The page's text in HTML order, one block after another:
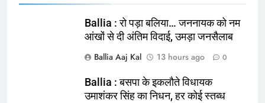
Ballia : रो पड़ा बलिया… जननायक को नम
आंखों से दी अंतिम विदाई, उमड़ा जनसैलाब
Ballia Aaj Kal
13 hours ago 0
Ballia : बसपा के इकलौते विधायक
उमाशंकर सिंह का निधन, हर कोई स्तब्ध